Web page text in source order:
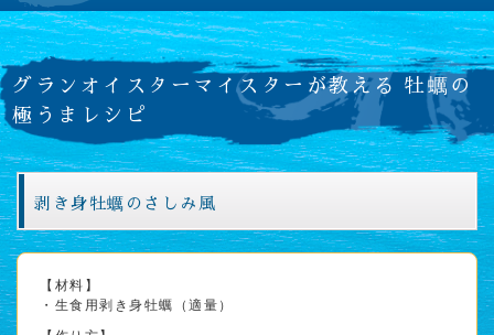
グランオイスターマイスターが教える 牡蠣の
極うまレシピ
剥き身牡蠣のさしみ風
【材料】
・生食用剥き身牡蠣（適量）